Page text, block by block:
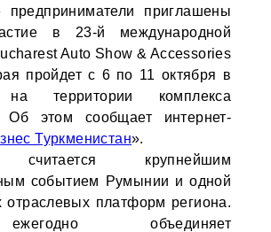
предприниматели приглашены
в 23-й международной
Auto Show & Accessories
пройдет с 6 по 11 октября в
на территории комплекса
Об этом сообщает интернет-
Туркменистан».
считается крупнейшим
событием Румынии и одной
отраслевых платформ региона.
объединяет